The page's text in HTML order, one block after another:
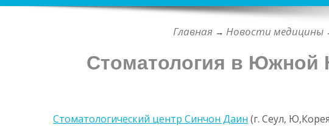
Главная → Новости медицины
Стоматология в Южной
Стоматологический центр Синчон Даин (г. Сеул,